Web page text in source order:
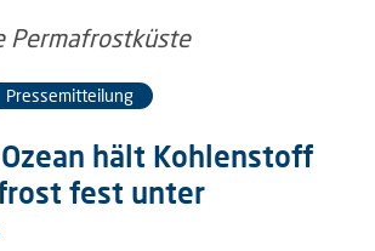
Pressemitteilung
hält Kohlenstoff
fest unter